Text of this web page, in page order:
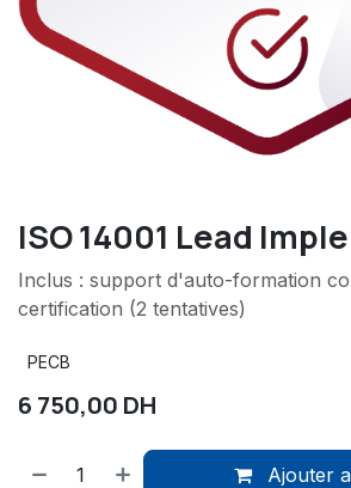
ISO 14001 Lead
Inclus : support d'auto-formation
certification (2 tentatives)
PECB
6 750,00 DH
Ajouter